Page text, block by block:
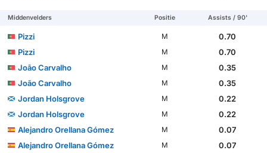
Middenvelders Positie Assists / 90'
Pizzi M
0.70
Pizzi
M
0.70
João Carvalho
M
0.35
João Carvalho
M
0.35
Jordan Holsgrove
M
0.22
Jordan Holsgrove
M
0.22
Alejandro Orellana Gómez
M
0.07
Alejandro Orellana Gómez
M 0.07